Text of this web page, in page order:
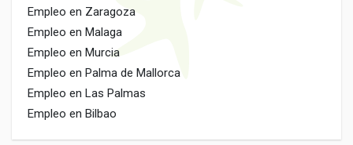
Empleo en Zaragoza
Empleo en Malaga
Empleo en Murcia
Empleo en Palma de Mallorca
Empleo en Las Palmas
Empleo en Bilbao